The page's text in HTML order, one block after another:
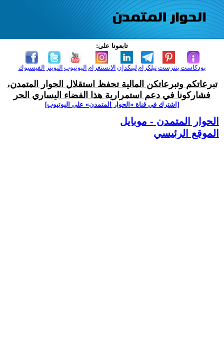
تابعونا على:
الفيسبوك التويتر اليوتيوب الانستغرام لينكدإن تيلكرامبنترست بودكاست
تبرعاتكم وتبرعاتكن المالية تحفظ استقلال الحوار المتمدن،
فشاركونا في دعم استمرارية هذا الفضاء اليساري الحر
[اشترك في قناة ‫«الحوار المتمدن» على اليوتيوب]
الحوار المتمدن - موبايل
الموقع الرئيسي